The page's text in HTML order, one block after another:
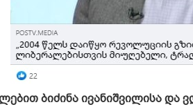
ბიძინა ივანიშვილისა და